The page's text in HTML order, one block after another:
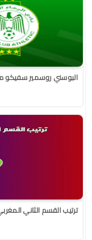
البوسني روسمير سفيكو
ترتيب القسم الثاني المغربي